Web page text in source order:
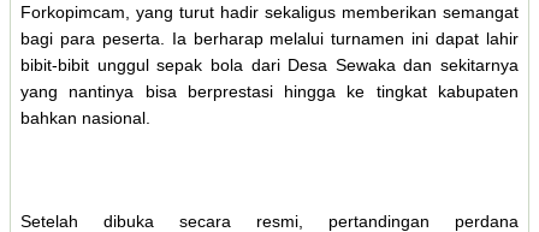
Forkopimcam, yang turut hadir sekaligus memberikan semangat
bagi para peserta. Ia berharap melalui turnamen ini dapat lahir
bibit-bibit unggul sepak bola dari Desa Sewaka dan sekitarnya
yang nantinya bisa berprestasi hingga ke tingkat kabupaten
bahkan nasional.
Setelah dibuka secara resmi, pertandingan perdana